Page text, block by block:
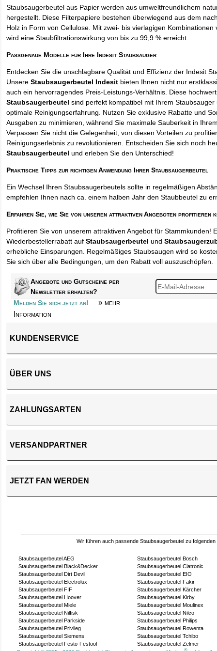
Staubsaugerbeutel aus Papier werden aus umweltfreundlichem
hergestellt. Diese Filterpapiere bestehen überwiegend aus dem
Holz in Form von Cellulose. Mit zwei- bis vierlagigen Kombinationen
wird eine Staubfiltrationswirkung von bis zu 99,9 % erreicht.
Passgenaue Modelle für Ihre Indesit Staubsauger
Entdecken Sie die unschlagbare Qualität und Effizienz der Indesit
UnsereStaubsaugerbeutel Indesit bieten Ihnen nicht nur
auch ein hervorragendes Preis-Leistungs-Verhältnis. Diese
Staubsaugerbeutel sind perfekt kompatibel mit Ihrem
optimale Reinigungserfahrung. Nutzen Sie exklusive Rabatte und
Ausgaben zu minimieren, während Sie maximale Sauberkeit in
Verpassen Sie nicht die Gelegenheit, von diesen Vorteilen zu
Reinigungserlebnis zu revolutionieren. Entscheiden Sie sich noch
Staubsaugerbeutel und erleben Sie den Unterschied!
Praktische Tipps zur richtigen Anwendung Ihrer Staubsaugerbeutel
Ein Wechsel Ihren Staubsaugerbeutels sollte in regelmäßigen
empfehlen Ihnen nach ca. einem halben Jahr den Staubbeutel zu
Erfahren Sie, wie Sie von unseren attraktiven Angeboten profitieren
Profitieren Sie von unserem attraktiven Angebot für Stammkunden!
Wiederbestellerrabatt aufStaubsaugerbeutel und
erhebliche Einsparungen. Regelmäßiges Staubsaugen wird so
Sie sich über alle Bedingungen, um den Rabatt voll auszuschöpfen.
Angebote und Gutscheine per
Newsletter erhalten?
Melden Sie sich jetzt an!
» mehr
Information
KUNDENSERVICE
ÜBER UNS
ZAHLUNGSARTEN
VERSANDPARTNER
JETZT FAN WERDEN
Wir führen auch passende Staubsaugerbeutel zu folgenden
Staubsaugerbeutel AEG
Staubsaugerbeutel Bosch
Staubsaugerbeutel Black&Decker
Staubsaugerbeutel Clatronic
Staubsaugerbeutel Dirt Devil
Staubsaugerbeutel EIO
Staubsaugerbeutel Electrolux
Staubsaugerbeutel Fakir
Staubsaugerbeutel FIF
Staubsaugerbeutel Kärcher
Staubsaugerbeutel Hoover
Staubsaugerbeutel Kirby
Staubsaugerbeutel Miele
Staubsaugerbeutel Moulinex
Staubsaugerbeutel Nilfisk
Staubsaugerbeutel Nilco
Staubsaugerbeutel Parkside
Staubsaugerbeutel Philips
Staubsaugerbeutel Privileg
Staubsaugerbeutel Rowenta
Staubsaugerbeutel Siemens
Staubsaugerbeutel Tchibo
Staubsaugerbeutel Festo-Festool
Staubsaugerbeutel Zelmer
®